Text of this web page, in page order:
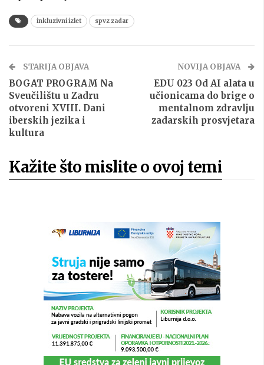
inkluzivni izlet spvz zadar
STARIJA OBJAVA
BOGAT PROGRAM Na
Sveučilištu u Zadru
otvoreni XVIII. Dani
iberskih jezika i
kultura
NOVIJA OBJAVA
EDU 023 Od AI alata u
učionicama do brige o
mentalnom zdravlju
zadarskih prosvjetara
Kažite što mislite o ovoj temi